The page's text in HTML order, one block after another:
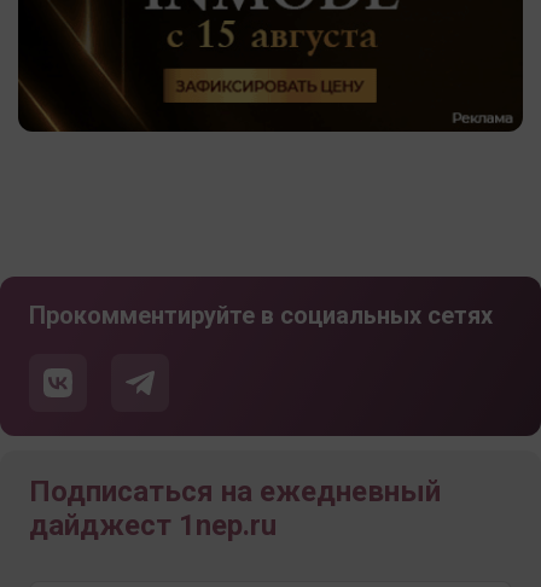
Прокомментируйте в социальных сетях
Подписаться на ежедневный
дайджест 1nep.ru